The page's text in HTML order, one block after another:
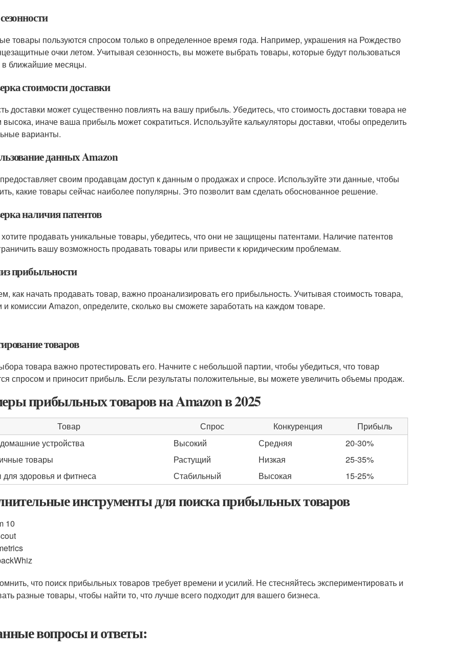
товары пользуются спросом только в определенное время года. Например, украшения на Рождество
очки летом. Учитывая сезонность, вы можете выбрать товары, которые будут пользоваться
в ближайшие месяцы.
стоимости доставки
доставки может существенно повлиять на вашу прибыль. Убедитесь, что стоимость доставки товара не
иначе ваша прибыль может сократиться. Используйте калькуляторы доставки, чтобы определить
варианты.
данных Amazon
своим продавцам доступ к данным о продажах и спросе. Используйте эти данные, чтобы
какие товары сейчас наиболее популярны. Это позволит вам сделать обоснованное решение.
наличия патентов
продавать уникальные товары, убедитесь, что они не защищены патентами. Наличие патентов
вашу возможность продавать товары или привести к юридическим проблемам.
прибыльности
как начать продавать товар, важно проанализировать его прибыльность. Учитывая стоимость товара,
и комиссии Amazon, определите, сколько вы сможете заработать на каждом товаре.
товаров
товара важно протестировать его. Начните с небольшой партии, чтобы убедиться, что товар
спросом и приносит прибыль. Если результаты положительные, вы можете увеличить объемы продаж.
прибыльных товаров на Amazon в 2025
Товар Спрос Конкуренция
Прибыль
устройства
Высокий Средняя
20-30%
товары
Растущий Низкая
25-35%
здоровья и фитнеса
Стабильный Высокая 15-25%
инструменты для поиска прибыльных товаров
10
что поиск прибыльных товаров требует времени и усилий. Не стесняйтесь экспериментировать и
разные товары, чтобы найти то, что лучше всего подходит для вашего бизнеса.
вопросы и ответы: